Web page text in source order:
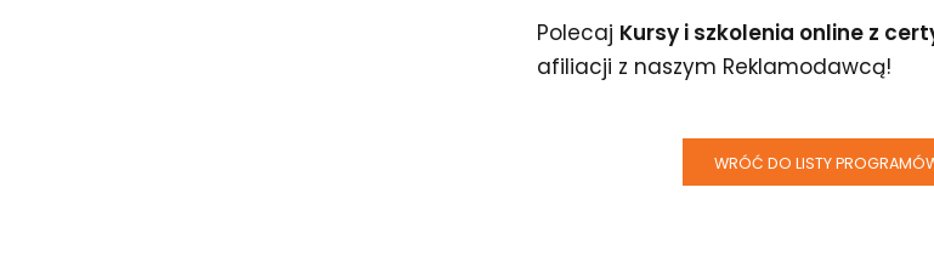
Polecaj Kursy i szkolenia online z
afiliacji z naszym Reklamodawcą!
WRÓĆ DO LISTY